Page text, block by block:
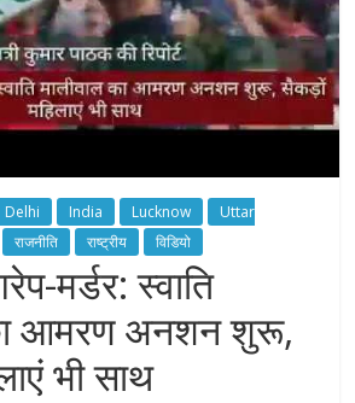
Delhi India Lucknow
Uttar
राजनीति राष्ट्रीय विडियो
मर्डर: स्वाति
आमरण अनशन शुरू,
भी साथ